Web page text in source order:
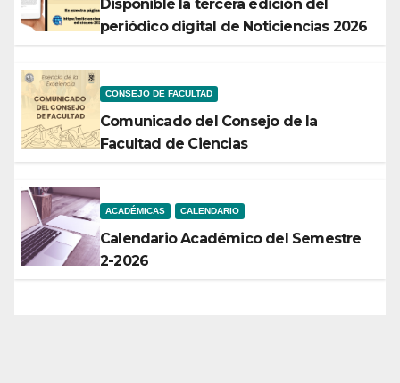
Disponible la tercera edición del
periódico digital de Noticiencias 2026
CONSEJO DE FACULTAD
Comunicado del Consejo de la
Facultad de Ciencias
ACADÉMICAS CALENDARIO
Calendario Académico del Semestre
2-2026